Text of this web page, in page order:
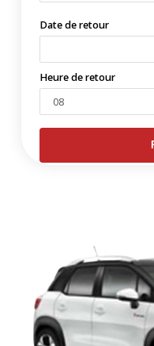
Date de retour
Heure de retour